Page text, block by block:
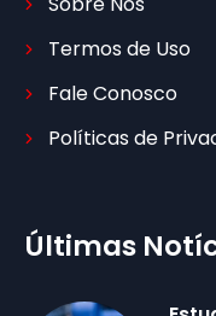
Termos de Uso
Fale Conosco
Políticas de
Últimas